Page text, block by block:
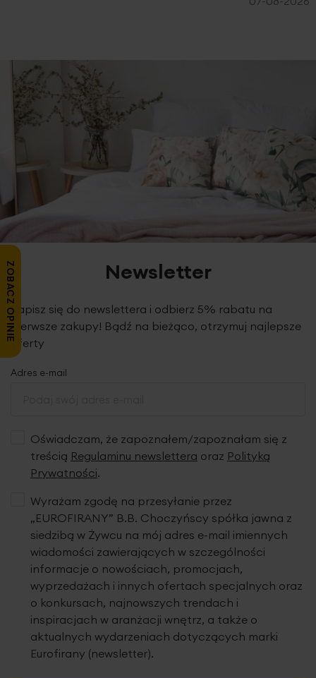
Newsletter
Zapisz się do newslettera i odbierz 5% rabatu na
pierwsze zakupy! Bądź na bieżąco, otrzymuj najlepsze
oferty
Adres e-mail
Oświadczam, że zapoznałem/zapoznałam się z
treścią Regulaminu newslettera oraz Polityką
Prywatności.
Wyrażam zgodę na przesyłanie przez
„EUROFIRANY” B.B. Choczyńscy spółka jawna z
siedzibą w Żywcu na mój adres e-mail imiennych
wiadomości zawierających w szczególności
informacje o nowościach, promocjach,
wyprzedażach i innych ofertach specjalnych oraz
o konkursach, najnowszych trendach i
inspiracjach w aranżacji wnętrz, a także o
aktualnych wydarzeniach dotyczących marki
Eurofirany (newsletter).
ZOBACZ OPINIE